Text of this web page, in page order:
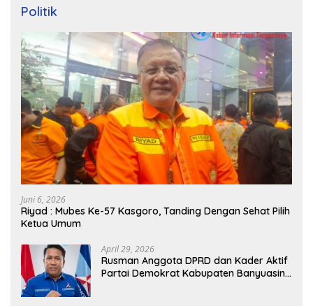
Politik
Juni 6, 2026
Riyad : Mubes Ke-57 Kasgoro, Tanding Dengan Sehat Pilih
Ketua Umum
April 29, 2026
Rusman Anggota DPRD dan Kader Aktif
Partai Demokrat Kabupaten Banyuasin